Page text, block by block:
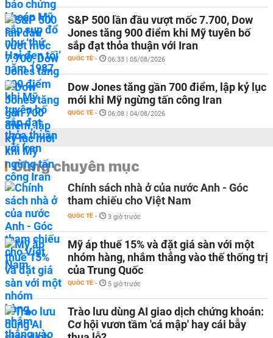
S&P 500 lần đầu vượt mốc 7.700, Dow
Jones tăng 900 điểm khi Mỹ tuyên bố
sắp đạt thỏa thuận với Iran
QUỐC TẾ - 06:33 | 05/08/2026
Dow Jones tăng gần 700 điểm, lập kỷ lục
mới khi Mỹ ngừng tấn công Iran
QUỐC TẾ - 06:08 | 04/08/2026
Cùng chuyên mục
Chính sách nhà ở của nước Anh - Góc
tham chiếu cho Việt Nam
QUỐC TẾ - 3 giờ trước
Mỹ áp thuế 15% và đặt giá sàn với một
nhóm hàng, nhắm thẳng vào thế thống trị
của Trung Quốc
QUỐC TẾ - 5 giờ trước
Trào lưu dùng AI giao dịch chứng khoán:
Cơ hội vươn tầm 'cá mập' hay cái bẫy